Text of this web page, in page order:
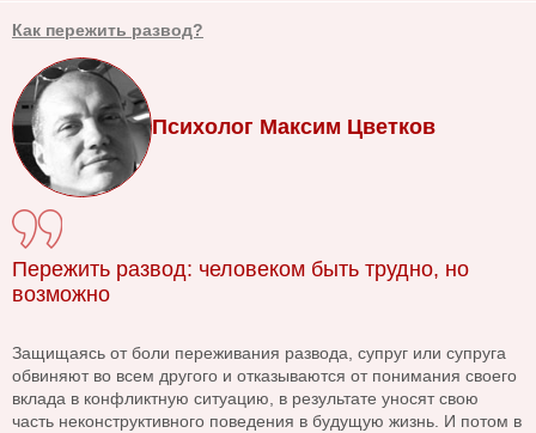
Как пережить развод?
Психолог Максим Цветков
Пережить развод: человеком быть трудно, но
возможно
Защищаясь от боли переживания развода, супруг или супруга
обвиняют во всем другого и отказываются от понимания своего
вклада в конфликтную ситуацию, в результате уносят свою
часть неконструктивного поведения в будущую жизнь. И потом в